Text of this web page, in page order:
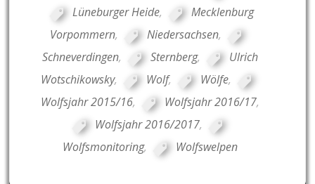
Lüneburger Heide,
Mecklenburg
Vorpommern, Niedersachsen,
Schneverdingen, Sternberg,
Ulrich
Wotschikowsky, Wolf, Wölfe,
Wolfsjahr 2015/16, Wolfsjahr 2016/17,
Wolfsjahr 2016/2017,
Wolfsmonitoring, Wolfswelpen